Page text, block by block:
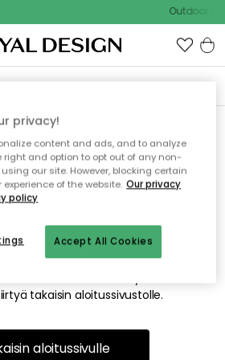
Outdoor
löydä
sivua
että sivua ei enää ole tai siitä, että se
Pahoittelemme tästä mahdollisesti
takaisin aloitussivustolle.
aloitussivulle
privacy!
content and ads, and to analyze
right and option to opt out of any non-
our site. However, blocking certain
of the website. Our privacy
policy
Accept All Cookies